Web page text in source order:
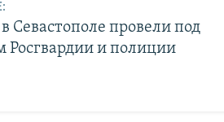
Севастополе провели под
Росгвардии и полиции